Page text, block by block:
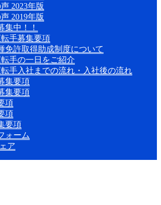
2023年版
2019年版
集中！！
手募集要項
免許取得助成制度について
手の一日をご紹介
手入社までの流れ・入社後の流れ
集要項
集要項
項
項
要項
ォーム
ア